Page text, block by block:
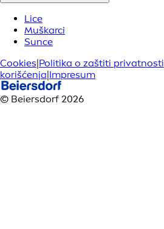
Lice
Muškarci
Sunce
Cookies|Politika o zaštiti privatnosti
korišćenja|Impresum
© Beiersdorf 2026